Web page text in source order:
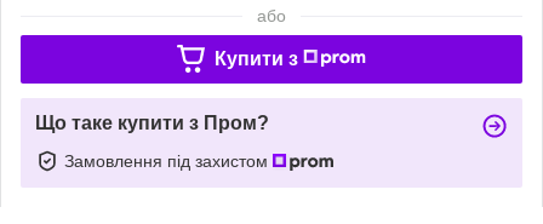
або
Купити з
Що таке купити з Пром?
Замовлення під захистом